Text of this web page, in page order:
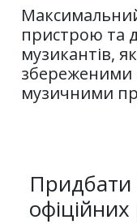
пристрою та
музикантів,
збереженими
музичними
Придбати
офіційних